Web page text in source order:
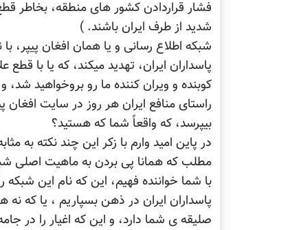
فشار قراردادن کشور های منطقه، بخاطر
شدید از طرف ایران باشند. )
شبکه اطلاع رسانی و یا همان افغان پیپر،
پاسداران ایران، تهدید میکند، که یا با
کوبنده و ویران کننده ما رو بروخواهید
راستای منافع ایران هر روز در سایت
بیپرسد، که واقعاً شما که هستید؟
در پاین امید وارم با زکر این چند نکته
مطلب که همانا پی بردن به ماهیت اصلی
با شما خواننده فهیم، این که نام این
پاسداران ایران در ذهن بسپاریم ، یا که
صلیقه ی شما دارد، و این که اغیار را در